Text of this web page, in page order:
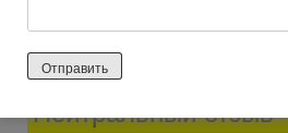
2026 лет назад
Нейтральный отзыв